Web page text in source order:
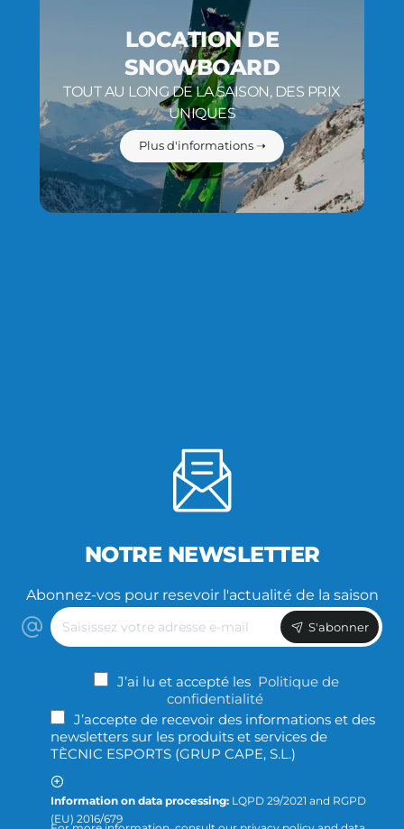
LOCATION DE
SNOWBOARD
TOUT AU LONG DE LA SAISON, DES PRIX
UNIQUES
Plus d'informations ➝
NOTRE NEWSLETTER
Abonnez-vos pour resevoir l'actualité de la saison
Saisissez
votre
adresse
S'abonner
J’ai lu et accepté les Politique de
confidentialité
J’accepte de recevoir des informations et des
newsletters sur les produits et services de
TÈCNIC ESPORTS (GRUP CAPE, S.L.)
Information on data processing: LQPD 29/2021 and RGPD
(EU) 2016/679